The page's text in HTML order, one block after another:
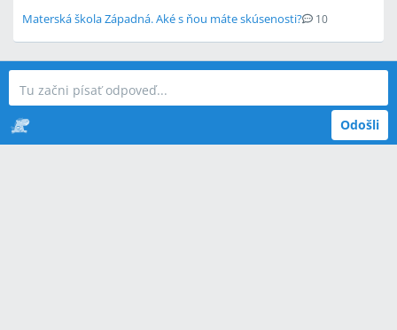
Materská škola Západná. Aké s ňou máte skúsenosti? 10
Odošli